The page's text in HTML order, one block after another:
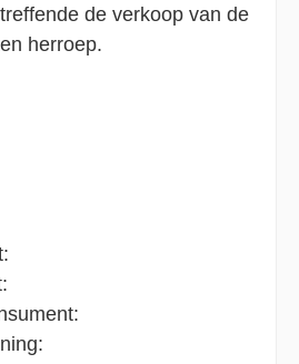
de verkoop van de
herroep.